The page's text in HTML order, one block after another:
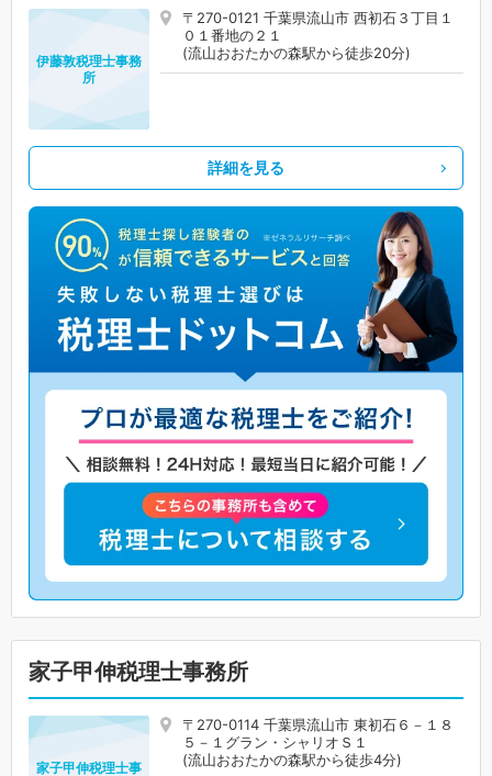
〒270-0121 千葉県流山市 西初石３丁目１
０１番地の２１
(流山おおたかの森駅から徒歩20分)
伊藤敦税理士事務
所
詳細を見る
家子甲伸税理士事務所
〒270-0114 千葉県流山市 東初石６－１８
５－１グラン・シャリオＳ１
(流山おおたかの森駅から徒歩4分)
家子甲伸税理士事